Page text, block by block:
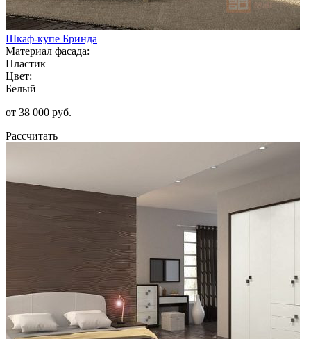
Шкаф-купе Бринда
Материал фасада:
Пластик
Цвет:
Белый
от 38 000 руб.
Рассчитать